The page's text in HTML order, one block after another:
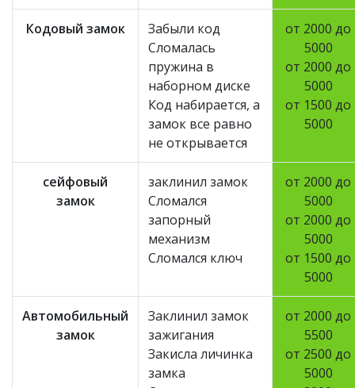
Кодовый замок
Забыли код
Сломалась
пружина в
наборном диске
Код набирается, а
замок все равно
не открывается
от 2000 до
5000
от 2000 до
5000
от 1500 до
5000
сейфовый
замок
заклинил замок
Сломался
запорный
механизм
Сломался ключ
от 2000 до
5000
от 2000 до
5000
от 1500 до
5000
Автомобильный
замок
Заклинил замок
зажигания
Закисла личинка
замка
от 2000 до
5500
от 2500 до
5000